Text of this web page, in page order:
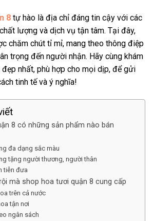
8 tự hào là địa chỉ đáng tin cậy với các
lượng và dịch vụ tận tâm. Tại đây,
chăm chút tỉ mỉ, mang theo thông điệp
trọng đến người nhận. Hãy cùng khám
nhất, phù hợp cho mọi dịp, để gửi
tinh tế và ý nghĩa!
8 có những sản phẩm nào bán
đa dạng sắc màu
tặng người thương, người thân
tiễn đưa
mà shop hoa tươi quận 8 cung cấp
trên cả nước
tận nơi
ngân sách